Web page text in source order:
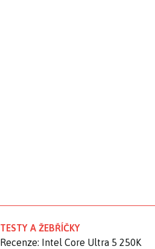
TESTY A ŽEBŘÍČKY
Recenze: Intel Core Ultra 5 250K